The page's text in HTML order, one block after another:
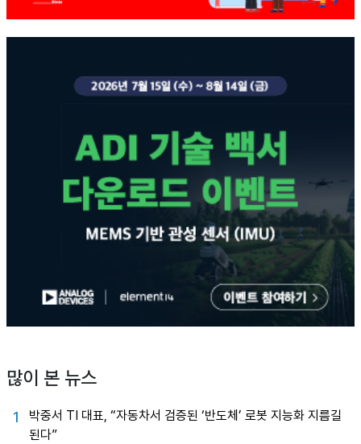
많이 본 뉴스
1
박중서 TI 대표, “자동차서 검증된 ‘반도체’ 로봇 지능화 지름길
된다”